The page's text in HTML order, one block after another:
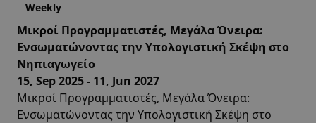
Weekly
Μικροί Προγραμματιστές, Μεγάλα Όνειρα:
Ενσωματώνοντας την Υπολογιστική Σκέψη στο
Νηπιαγωγείο
15, Sep 2025 - 11, Jun 2027
Μικροί Προγραμματιστές, Μεγάλα Όνειρα:
Ενσωματώνοντας την Υπολογιστική Σκέψη στο